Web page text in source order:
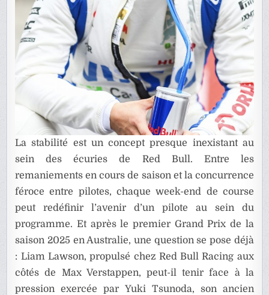
La stabilité est un concept presque inexistant au
sein des écuries de Red Bull. Entre les
remaniements en cours de saison et la concurrence
féroce entre pilotes, chaque week-end de course
peut redéfinir l’avenir d’un pilote au sein du
programme. Et après le premier Grand Prix de la
saison 2025 en Australie, une question se pose déjà
: Liam Lawson, propulsé chez Red Bull Racing aux
côtés de Max Verstappen, peut-il tenir face à la
pression exercée par Yuki Tsunoda, son ancien